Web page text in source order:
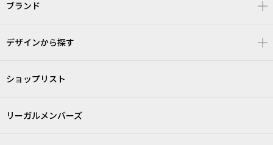
ブランド
デザインから探す
ショップリスト
リーガルメンバーズ